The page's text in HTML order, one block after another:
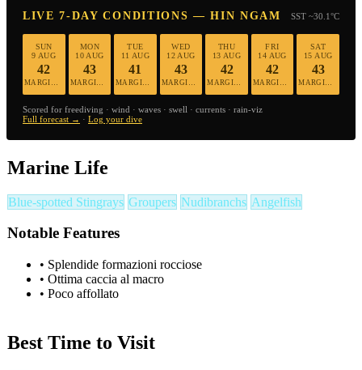
LIVE 7-DAY CONDITIONS — HIN NGAM SST ~30.1°C
SUN
9 AUG
42
MON
10 AUG
43
TUE
11 AUG
41
MARGINAL
WED
12 AUG
43
THU
13 AUG
42
FRI
14 AUG
42
SAT
15 AUG
43
Scored for freediving · wind · waves · swell · currents · rain-viz
Full forecast → · Log your dive
Marine Life
Blue-spotted Stingrays Groupers Nudibranchs Angelfish
Notable Features
• Splendide formazioni rocciose
• Ottima caccia al macro
• Poco affollato
Best Time to Visit